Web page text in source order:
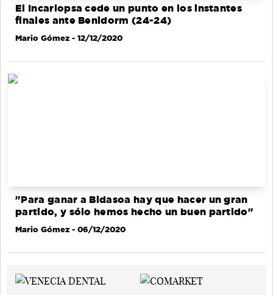
El Incarlopsa cede un punto en los instantes
finales ante Benidorm (24-24)
Mario Gómez - 12/12/2020
"Para ganar a Bidasoa hay que hacer un gran
partido, y sólo hemos hecho un buen partido"
Mario Gómez - 06/12/2020